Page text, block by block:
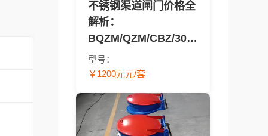
不锈钢渠道闸门价格全
解析：
BQZM/QZM/CBZ/304/
太阳能型号报价对比 -
渠道闸门采购指南
型号：
￥1200元元/套